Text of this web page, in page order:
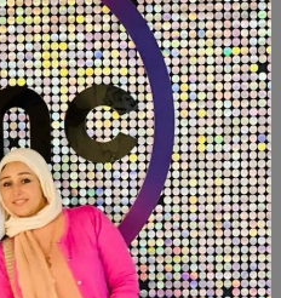
نحاول توفير كل ماهو جديد
القديم بما يتناسب مع
الالوان